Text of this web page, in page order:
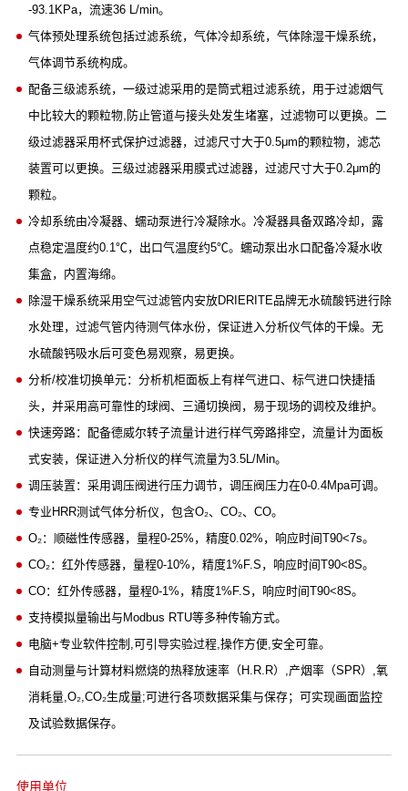
-93.1KPa，流速36 L/min。
气体预处理系统包括过滤系统，气体冷却系统，气体除湿干燥系统，
气体调节系统构成。
配备三级滤系统，一级过滤采用的是筒式粗过滤系统，用于过滤烟气
中比较大的颗粒物,防止管道与接头处发生堵塞，过滤物可以更换。二
级过滤器采用杯式保护过滤器，过滤尺寸大于0.5μm的颗粒物，滤芯
装置可以更换。三级过滤器采用膜式过滤器，过滤尺寸大于0.2μm的
颗粒。
冷却系统由冷凝器、蠕动泵进行冷凝除水。冷凝器具备双路冷却，露
点稳定温度约0.1℃，出口气温度约5℃。蠕动泵出水口配备冷凝水收
集盒，内置海绵。
除湿干燥系统采用空气过滤管内安放DRIERITE品牌无水硫酸钙进行除
水处理，过滤气管内待测气体水份，保证进入分析仪气体的干燥。无
水硫酸钙吸水后可变色易观察，易更换。
分析/校准切换单元：分析机柜面板上有样气进口、标气进口快捷插
头，并采用高可靠性的球阀、三通切换阀，易于现场的调校及维护。
快速旁路：配备德威尔转子流量计进行样气旁路排空，流量计为面板
式安装，保证进入分析仪的样气流量为3.5L/Min。
调压装置：采用调压阀进行压力调节，调压阀压力在0-0.4Mpa可调。
专业HRR测试气体分析仪，包含O₂、CO₂、CO。
O₂：顺磁性传感器，量程0-25%，精度0.02%，响应时间T90<7s。
CO₂：红外传感器，量程0-10%，精度1%F.S，响应时间T90<8S。
CO：红外传感器，量程0-1%，精度1%F.S，响应时间T90<8S。
支持模拟量输出与Modbus RTU等多种传输方式。
电脑+专业软件控制,可引导实验过程,操作方便,安全可靠。
自动测量与计算材料燃烧的热释放速率（H.R.R）,产烟率（SPR）,氧
消耗量,O₂,CO₂生成量;可进行各项数据采集与保存；可实现画面监控
及试验数据保存。
使用单位